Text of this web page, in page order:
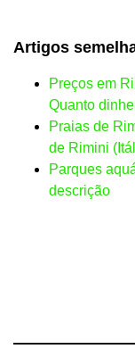
Artigos
Preços em
Quanto
Praias de
de Rimini
Parques
descrição